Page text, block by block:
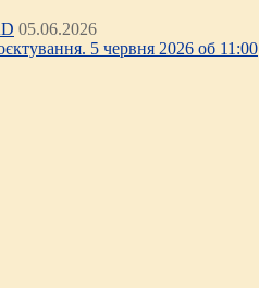
05.06.2026
5 червня 2026 об 11:00